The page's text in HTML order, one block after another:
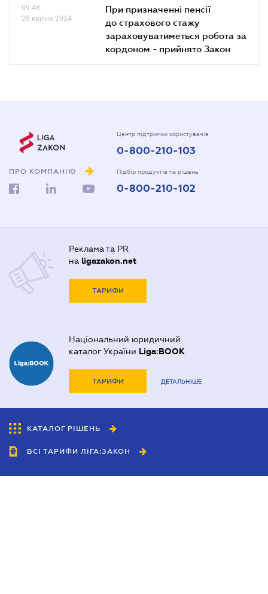
09.48
26 квітня 2024
При призначенні пенсії
до страхового стажу
зараховуватиметься робота за
кордоном - прийнято Закон
ПРО КОМПАНІЮ
Центр підтримки користувачів
0-800-210-103
Підбір продуктів та рішень
0-800-210-102
Реклама та PR
на ligazakon.net
ТАРИФИ
Національний юридичний
каталог України Liga:BOOK
ТАРИФИ ДЕТАЛЬНІШЕ
КАТАЛОГ РІШЕНЬ
ВСІ ТАРИФИ ЛІГА:ЗАКОН